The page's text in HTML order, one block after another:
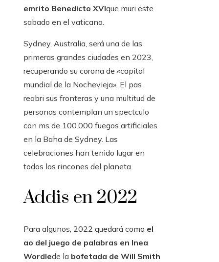
emrito Benedicto XVIque muri este
sabado en el vaticano.
Sydney, Australia, será una de las
primeras grandes ciudades en 2023,
recuperando su corona de «capital
mundial de la Nochevieja». El pas
reabri sus fronteras y una multitud de
personas contemplan un spectculo
con ms de 100.000 fuegos artificiales
en la Baha de Sydney. Las
celebraciones han tenido lugar en
todos los rincones del planeta.
Addis en 2022
Para algunos, 2022 quedará como el
ao del juego de palabras en lnea
Wordlede la bofetada de Will Smith